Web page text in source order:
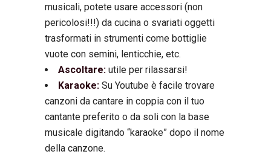
musicali, potete usare accessori (non
pericolosi!!!) da cucina o svariati oggetti
trasformati in strumenti come bottiglie
vuote con semini, lenticchie, etc.
Ascoltare: utile per rilassarsi!
Karaoke: Su Youtube è facile trovare
canzoni da cantare in coppia con il tuo
cantante preferito o da soli con la base
musicale digitando “karaoke” dopo il nome
della canzone.